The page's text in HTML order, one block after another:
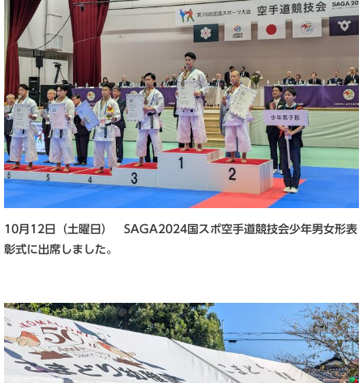
10月12日（土曜日） SAGA2024国スポ空手道競技会少年男女形表
彰式に出席しました。